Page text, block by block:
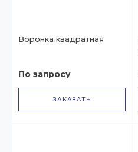
Воронка квадратная
По запросу
ЗАКАЗАТЬ